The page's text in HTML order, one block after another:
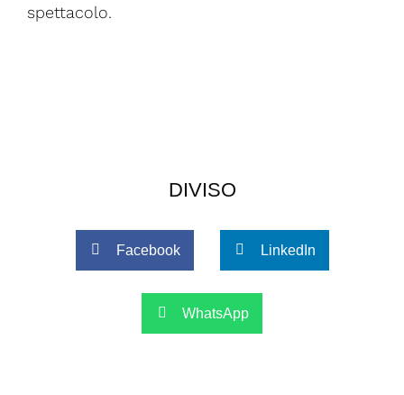
spettacolo.
DIVISO
Facebook LinkedIn
WhatsApp